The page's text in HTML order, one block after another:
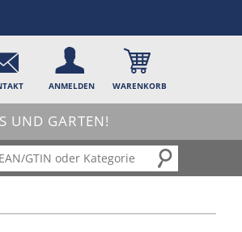
ANMELDEN WARENKORB
UND GARTEN!